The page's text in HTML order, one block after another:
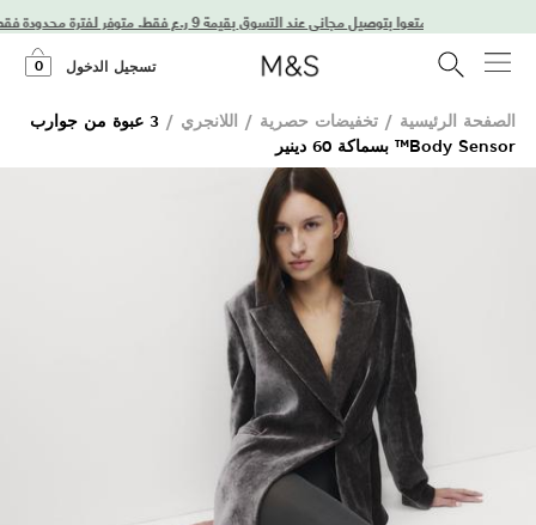
تسجيل الدخول 0
الصفحة الرئيسية / تخفيضات حصرية / اللانجري /
3 عبوة من جوارب
Body Sensor™ بسماكة 60 دينير